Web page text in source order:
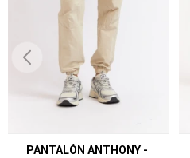
PANTALÓN ANTHONY -